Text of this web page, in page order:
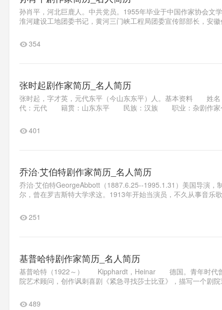
孙肖平，河北巨鹿人。中共党员。1955年毕业于中国作家协会文
淮河建设工地团委书记，黄河三门峡工程局团委宣传部部长，安
354
张时起剧作家简历_名人简历
张时起，字才英，元代东平（今山东东平）人。基本
代：元代 籍贯：山东东平 民族：汉族 职业：杂剧作家
401
乔治·艾伯特剧作家简历_名人简历
乔治·艾伯特GeorgeAbbott（1887.6.25--1995.1.31）美国导演，
尔，曾在罗吉斯特大学求这。1913年开始当演员，不久从事音乐
251
基普哈特剧作家简历_名人简历
基普哈特（1922～） Kipphardt，Heinar 德国。青年时代曾
院艺术顾问，创作讽刺喜剧《紧急寻找莎士比亚》，描写一个剧
489